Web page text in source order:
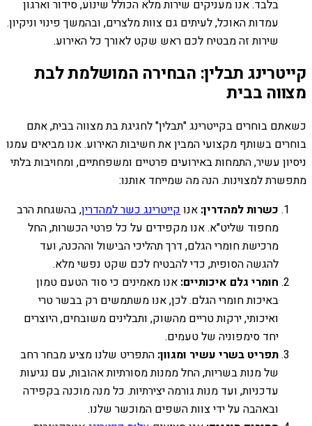
בלבד. אנו מעניקים שירות מלא הכולל שינוע, סידור וארגון
עמדות האוכל, לעיתים גם צוות מלצרים, ובהמשך פינוי וניקיון.
שירות זה מבטיח לכם ראש שקט לאורך כל האירוע.
קייטרינג תבלין: הבחירה המושלמת לבת
מצווה בבית
כשאתם בוחרים בקייטרינג "תבלין" לחגיגת בת מצווה בבית, אתם
בוחרים בשותף מקצועי המבין את חשיבות האירוע. אנו מביאים עמנו
ניסיון עשיר, התמחות באירועים פרטיים ומשפחתיים, ומחויבות בלתי
מתפשרת למצוינות. הנה מה שמייחד אותנו:
כשרות למהדרין: אנוקייטרינג כשר למהדרין, בהשגחת הרב
מחפוד שליט"א. אנו מקפידים על כל פרטי הכשרות, החל
מרכישת חומרי הגלם, דרך תהליכי הבישול וההכנה, ועד
להגשה הסופית, כדי להבטיח לכם שקט נפשי מלא.
חומרי גלם איכותיים: אנו מאמינים כי סוד הטעם טמון
באיכות חומרי הגלם. לכן, אנו משתמשים רק בבשר טרי
ואיכותי, ירקות טריים מהשוק, ותבלינים משובחים, היוצרים
יחד סימפוניה של טעמים.
תפריט בשרי עשיר ומגוון: התפריט שלנו מציע מבחר רחב
של מנות בשריות, החל ממנות מסורתיות אהובות, עם נגיעות
עדכניות, ועד מנות גורמה יצירתיות. כל מנה מוכנה בקפידה
ובאהבה על ידי צוות השפים המוכשר שלנו.